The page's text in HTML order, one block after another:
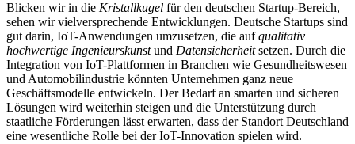
Blicken wir in die Kristallkugel für den deutschen Startup-Bereich,
sehen wir vielversprechende Entwicklungen. Deutsche Startups sind
gut darin, IoT-Anwendungen umzusetzen, die aufqualitativ
hochwertige Ingenieurskunstund Datensicherheitsetzen. Durch die
Integration von IoT-Plattformen in Branchen wie Gesundheitswesen
und Automobilindustrie könnten Unternehmen ganz neue
Geschäftsmodelle entwickeln. Der Bedarf an smarten und sicheren
Lösungen wird weiterhin steigen und die Unterstützung durch
staatliche Förderungen lässt erwarten, dass der Standort Deutschland
eine wesentliche Rolle bei der IoT-Innovation spielen wird.